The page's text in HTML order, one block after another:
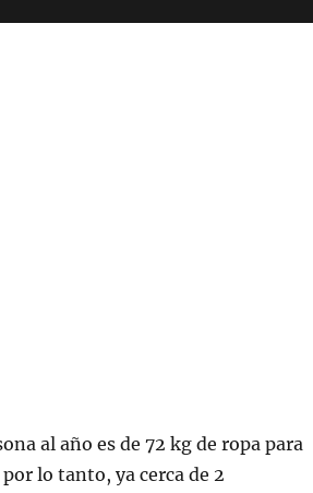
al año es de 72 kg de ropa para
lo tanto, ya cerca de 2